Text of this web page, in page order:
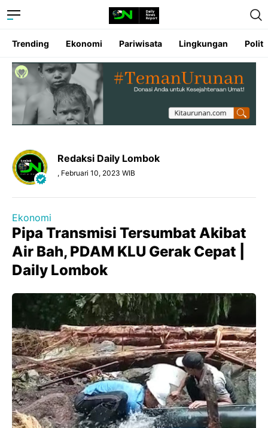
Trending Ekonomi Pariwisata Lingkungan
Redaksi Daily Lombok
, Februari 10, 2023 WIB
Ekonomi
Pipa Transmisi Tersumbat Akibat
Air Bah, PDAM KLU Gerak Cepat |
Daily Lombok